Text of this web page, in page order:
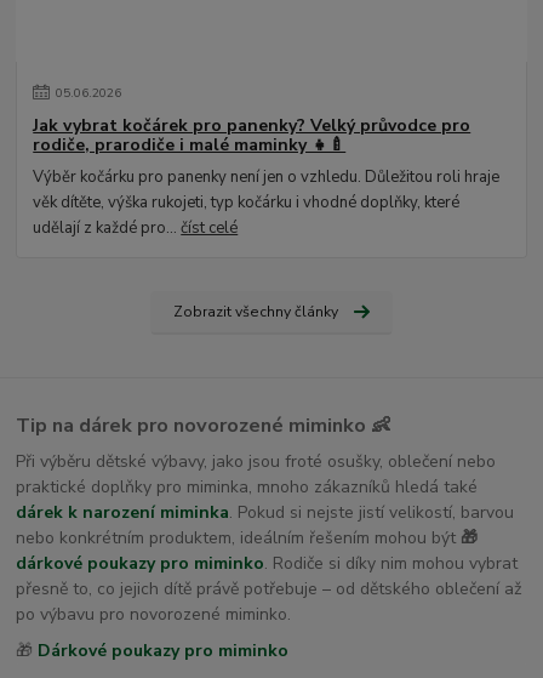
05.06.2026
Jak vybrat kočárek pro panenky? Velký průvodce pro
rodiče, prarodiče i malé maminky 👧🍼
Výběr kočárku pro panenky není jen o vzhledu. Důležitou roli hraje
věk dítěte, výška rukojeti, typ kočárku i vhodné doplňky, které
udělají z každé pro...číst celé
Zobrazit všechny články
Tip na dárek pro novorozené miminko 👶
Při výběru dětské výbavy, jako jsou froté osušky, oblečení nebo
praktické doplňky pro miminka, mnoho zákazníků hledá také
dárek k narození miminka. Pokud si nejste jistí velikostí, barvou
nebo konkrétním produktem, ideálním řešením mohou být 🎁
dárkové poukazy pro miminko. Rodiče si díky nim mohou vybrat
přesně to, co jejich dítě právě potřebuje – od dětského oblečení až
po výbavu pro novorozené miminko.
🎁 Dárkové poukazy pro miminko